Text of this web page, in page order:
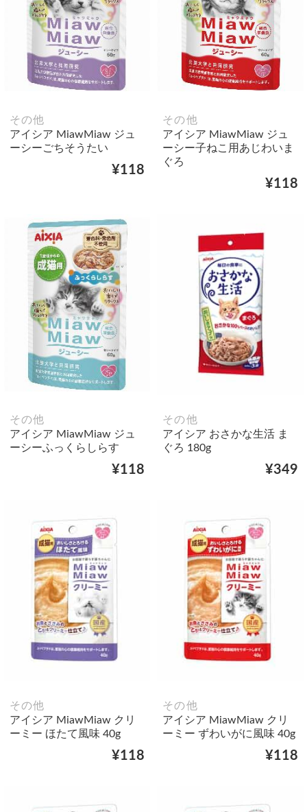
その他
アイシア MiawMiaw ジュ
ーシーごちそうたい
¥118
その他
アイシア MiawMiaw ジュ
ーシー子ねこ用あじわいま
ぐろ
¥118
その他
アイシア MiawMiaw ジュ
ーシーふっくらしらす
¥118
その他
アイシア おさかな生活 ま
ぐろ 180g
¥349
その他
アイシア MiawMiaw クリ
ーミー ほたて風味 40g
¥118
その他
アイシア MiawMiaw クリ
ーミー ずわいがに風味 40g
¥118